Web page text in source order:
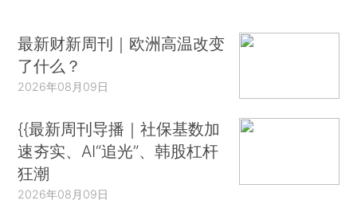
最新财新周刊｜欧洲高温改变
了什么？
2026年08月09日
{{最新周刊导播｜社保基数加
速夯实、AI“追光”、韩股杠杆
狂潮
2026年08月09日